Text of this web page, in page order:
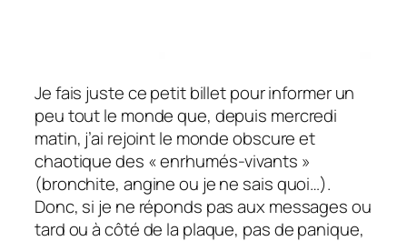
Je fais juste ce petit billet pour informer un
peu tout le monde que, depuis mercredi
matin, j’ai rejoint le monde obscure et
chaotique des « enrhumés-vivants »
(bronchite, angine ou je ne sais quoi…).
Donc, si je ne réponds pas aux messages ou
tard ou à côté de la plaque, pas de panique,